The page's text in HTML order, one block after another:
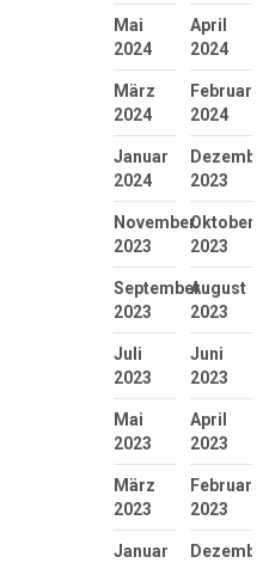
Mai
2024
April
2024
März
2024
Februar
2024
Januar
2024
2023
November
2023
Oktober
2023
September
2023
August
2023
Juli
2023
Juni
2023
Mai
2023
April
2023
März
2023
Februar
2023
Januar